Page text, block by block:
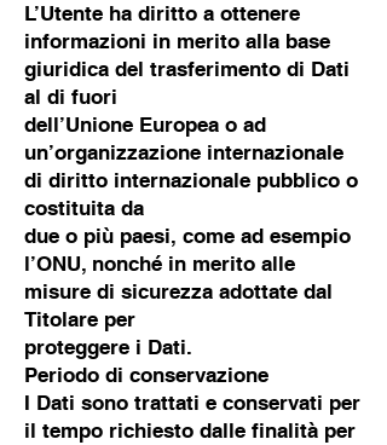
L’Utente ha diritto a ottenere
informazioni in merito alla base
giuridica del trasferimento di Dati
al di fuori
dell’Unione Europea o ad
un’organizzazione internazionale
di diritto internazionale pubblico o
costituita da
due o più paesi, come ad esempio
l’ONU, nonché in merito alle
misure di sicurezza adottate dal
Titolare per
proteggere i Dati.
Periodo di conservazione
I Dati sono trattati e conservati per
il tempo richiesto dalle finalità per